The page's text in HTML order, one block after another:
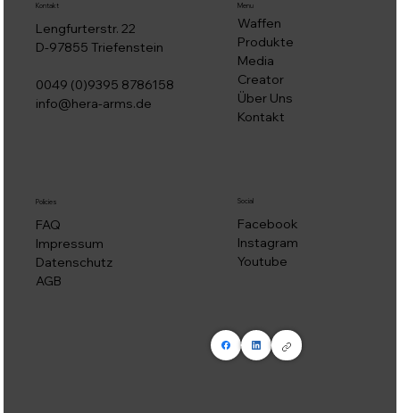
Menu
Waffen
Produkte
Media
Creator
Über Uns
Kontakt
Policies
FAQ
Impressum
Datenschutz
AGB
Kontakt
Lengfurterstr. 22
D-97855 Triefenstein
0049 (0)9395 8786158
info@hera-arms.de
Social
Facebook
Instagram
Youtube